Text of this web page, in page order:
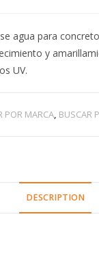
agua para
y
UV.
POR MARCA, BUSCAR
DESCRIPTION